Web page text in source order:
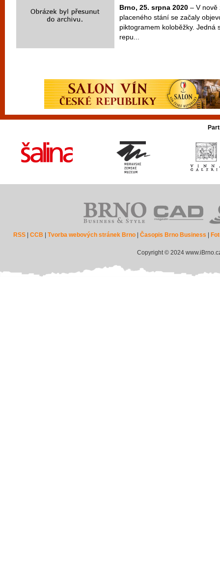
Brno, 25. srpna 2020 – V nově
placeného stání se začaly
piktogramem koloběžky. Jedná
repu...
RSS |CCB |Tvorba webových stránek Brno |Časopis Brno Business
Copyright © 2024